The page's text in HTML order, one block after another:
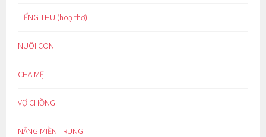
TIẾNG THU (hoạ thơ)
NUÔI CON
CHA MẸ
VỢ CHỒNG
NẮNG MIỀN TRUNG